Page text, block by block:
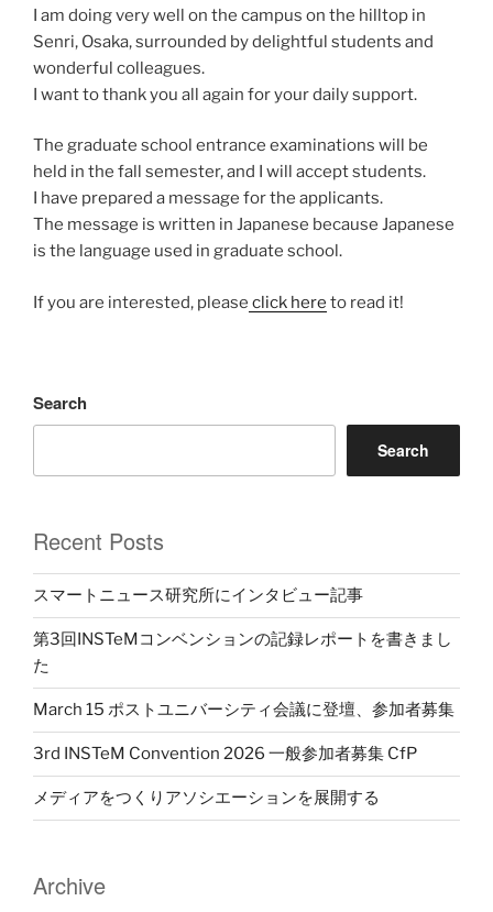
I am doing very well on the campus on the hilltop in
Senri, Osaka, surrounded by delightful students and
wonderful colleagues.
I want to thank you all again for your daily support.
The graduate school entrance examinations will be
held in the fall semester, and I will accept students.
I have prepared a message for the applicants.
The message is written in Japanese because Japanese
is the language used in graduate school.
If you are interested, please click here to read it!
Search
Search
Recent Posts
スマートニュース研究所にインタビュー記事
第3回INSTeMコンベンションの記録レポートを書きまし
た
March 15 ポストユニバーシティ会議に登壇、参加者募集
3rd INSTeM Convention 2026 一般参加者募集 CfP
メディアをつくりアソシエーションを展開する
Archive